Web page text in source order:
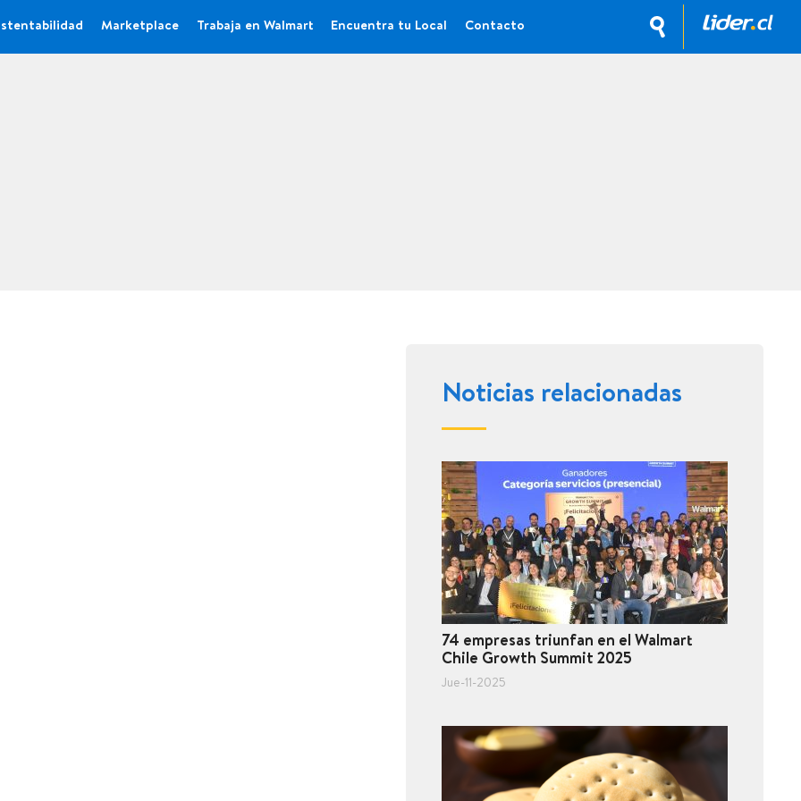
Marketplace Trabaja en Walmart Encuentra tu Local Contacto
Noticias relacionadas
74 empresas triunfan en el Walmart
Chile Growth Summit 2025
Jue-11-2025